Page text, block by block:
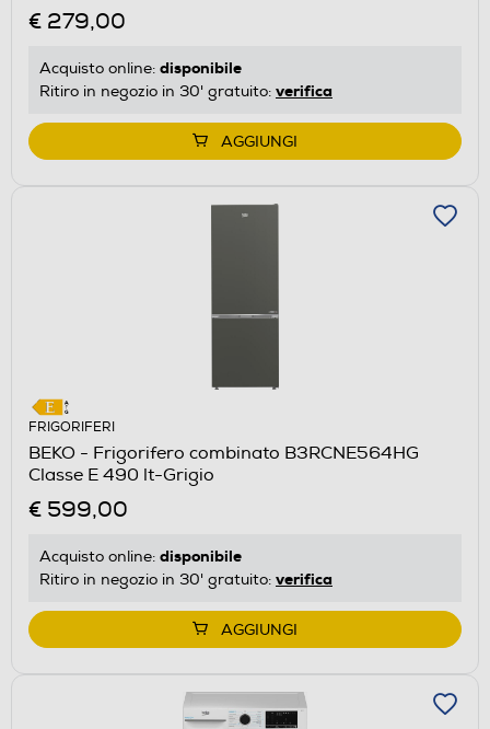
€ 279,00
Acquisto online: disponibile
Ritiro in negozio in 30' gratuito: verifica
AGGIUNGI
FRIGORIFERI
BEKO - Frigorifero combinato B3RCNE564HG
Classe E 490 lt-Grigio
€ 599,00
Acquisto online: disponibile
Ritiro in negozio in 30' gratuito: verifica
AGGIUNGI